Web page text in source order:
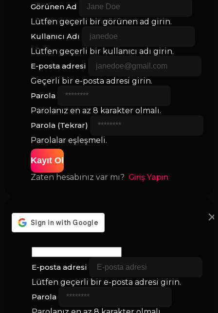
Görünen Ad
Lütfen geçerli bir görünen ad girin.
Kullanıcı Adı
Lütfen geçerli bir kullanıcı adı girin.
E-posta adresi
Geçerli bir e-posta adresi girin.
Parola
Parolanız en az 8 karakter olmalı.
Parola (Tekrar)
Parolalar eşleşmeli.
Kayıt Ol
Zaten hesabınız var mı? Giriş Yapın
×
E-posta adresi
Lütfen geçerli bir e-posta adresi girin.
Parola